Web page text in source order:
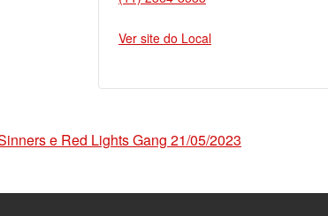
Ver site do Local
e Red Lights Gang 21/05/2023